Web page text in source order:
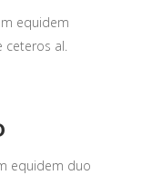
equidem
al.
equidem duo